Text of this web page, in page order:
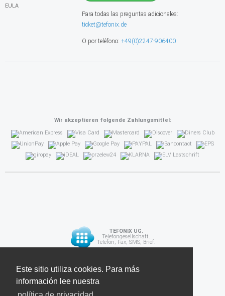
Diese Seite verwendet Cookies. Für weitere
Informationen lesen Sie unsere
Este sitio utiliza cookies. Para más
información lee nuestra
EULA
Para todas las preguntas adicionales:
ticket@tefonix.de
O por teléfono: +49(0)2247-906400
Wir akzeptieren folgende Zahlungsmittel:
TEFONIX UG.
Telefongesellschaft.
Telefon, Fax, SMS, Brief.
API